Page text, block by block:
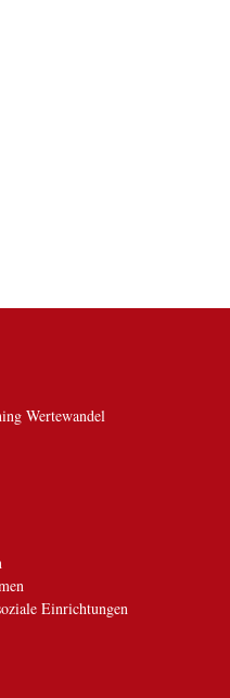
Wertewandel
Einrichtungen